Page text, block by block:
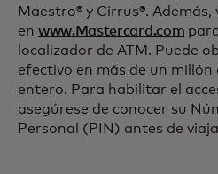
Maestro® y Cirrus®.
en www.Mastercard.com
localizador de ATM. Puede
efectivo en más de un millón
entero. Para habilitar el
asegúrese de conocer su
Personal (PIN) antes de